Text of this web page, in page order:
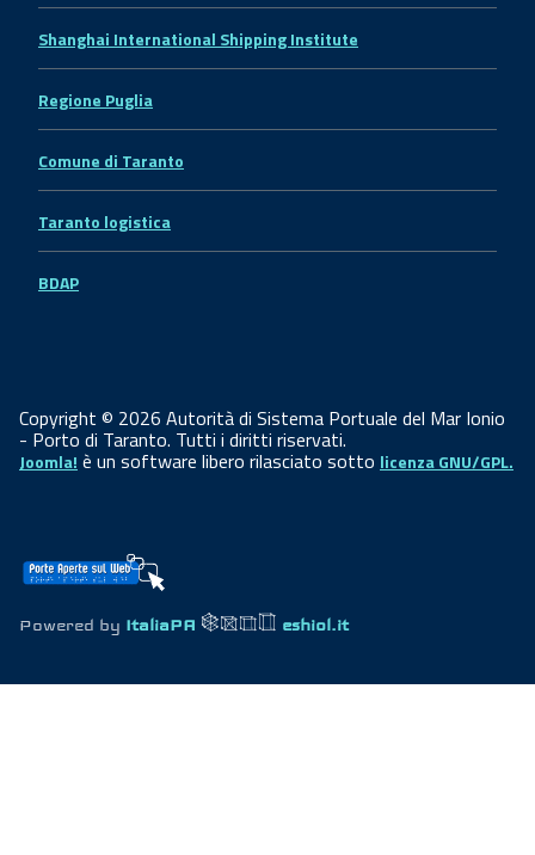
Shanghai International Shipping Institute
Regione Puglia
Comune di Taranto
Taranto logistica
BDAP
Copyright © 2026 Autorità di Sistema Portuale del Mar Ionio
- Porto di Taranto. Tutti i diritti riservati.
Joomla! è un software libero rilasciato sotto licenza GNU/GPL.
Powered by ItaliaPA eshiol.it